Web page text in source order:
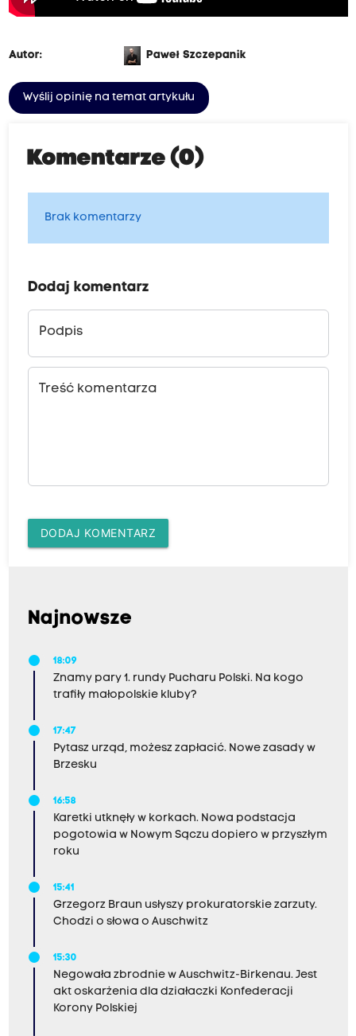
Autor: Paweł Szczepanik
Wyślij opinię na temat artykułu
Komentarze (0)
Brak komentarzy
Dodaj komentarz
Podpis
Treść komentarza
DODAJ KOMENTARZ
Najnowsze
18:09
Znamy pary 1. rundy Pucharu Polski. Na kogo
trafiły małopolskie kluby?
17:47
Pytasz urząd, możesz zapłacić. Nowe zasady w
Brzesku
16:58
Karetki utknęły w korkach. Nowa podstacja
pogotowia w Nowym Sączu dopiero w przyszłym
roku
15:41
Grzegorz Braun usłyszy prokuratorskie zarzuty.
Chodzi o słowa o Auschwitz
15:30
Negowała zbrodnie w Auschwitz-Birkenau. Jest
akt oskarżenia dla działaczki Konfederacji
Korony Polskiej